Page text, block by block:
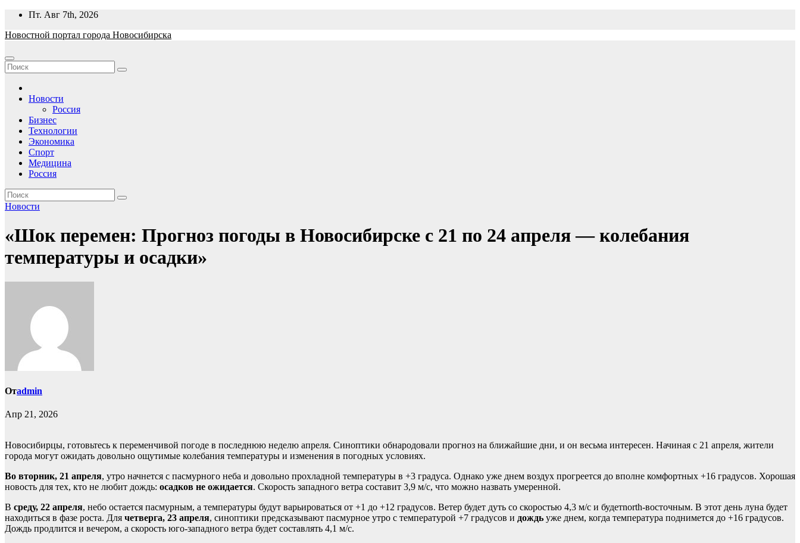
Перейти
содержимому
Пт. Авг 7th, 2026
Новостной портал города Новосибирска
Новости
Россия
Бизнес
Технологии
Экономика
Спорт
Медицина
Россия
Новости
«Шок перемен: Прогноз погоды в Новосибирске с 21 по 24 апреля — колебания
температуры и осадки»
Отadmin
Апр 21, 2026
Новосибирцы, готовьтесь к переменчивой погоде в последнюю неделю апреля. Синоптики обнародовали прогноз на ближайшие дни, и он весьма интересен. Начиная с 21 апреля, жители
города могут ожидать довольно ощутимые колебания температуры и изменения в погодных условиях.
Во вторник, 21 апреля, утро начнется с пасмурного неба и довольно прохладной температуры в +3 градуса. Однако уже днем воздух прогреется до вполне комфортных +16 градусов. Хорошая
новость для тех, кто не любит дождь: осадков не ожидается. Скорость западного ветра составит 3,9 м/с, что можно назвать умеренной.
В среду, 22 апреля, небо остается пасмурным, а температуры будут варьироваться от +1 до +12 градусов. Ветер будет дуть со скоростью 4,3 м/с и будетnorth-восточным. В этот день луна будет
находиться в фазе роста. Для четверга, 23 апреля, синоптики предсказывают пасмурное утро с температурой +7 градусов и дождь уже днем, когда температура поднимется до +16 градусов.
Дождь продлится и вечером, а скорость юго-западного ветра будет составлять 4,1 м/с.